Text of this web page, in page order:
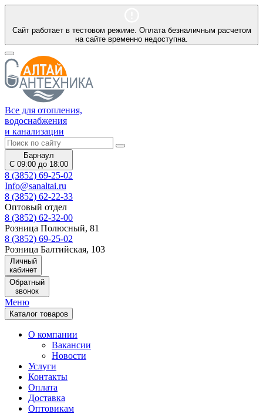
Сайт работает в тестовом режиме. Оплата безналичным расчетом
на сайте временно недоступна.
Все для отопления,
водоснабжения
и канализации
Барнаул
С 09:00 до 18:00
8 (3852) 69-25-02
Info@sanaltai.ru
8 (3852) 62-22-33
Оптовый отдел
8 (3852) 62-32-00
Розница Полюсный, 81
8 (3852) 69-25-02
Розница Балтийская, 103
Личный
кабинет
Обратный
звонок
Меню
Каталог товаров
О компании
Вакансии
Новости
Услуги
Контакты
Оплата
Доставка
Оптовикам